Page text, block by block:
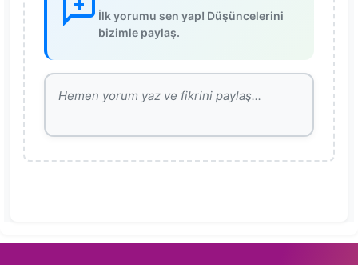
İlk yorumu sen yap! Düşüncelerini
bizimle paylaş.